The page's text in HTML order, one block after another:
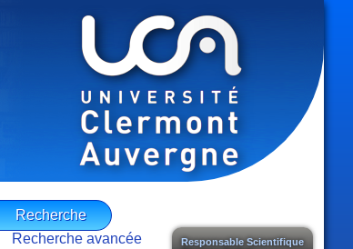
Responsable Scientifique
Recherche avancée